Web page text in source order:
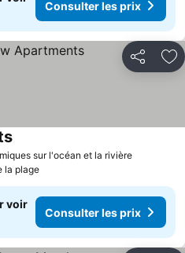
Consulter les prix
Partager
sur l'océan et la rivière
la plage
voir
Consulter les prix